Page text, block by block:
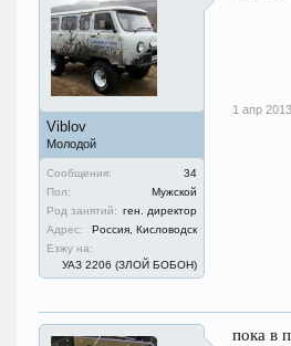
Viblov
Молодой
Сообщения:
34
Пол:
Мужской
Род занятий: ген. директор
Адрес:
Россия, Кисловодск
Езжу на:
УАЗ 2206 (ЗЛОЙ БОБОН)
1 апр 2013
пока в